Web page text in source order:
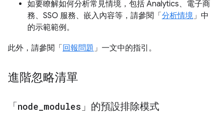
如要瞭解如何分析常見情境，包括 Analytics、電子商
務、SSO 服務、嵌入內容等，請參閱「 分析情境」中
的示範範例。
此外，請參閱「 回報問題」一文中的指引。
進階忽略清單
「node modules 」的預設排除模式